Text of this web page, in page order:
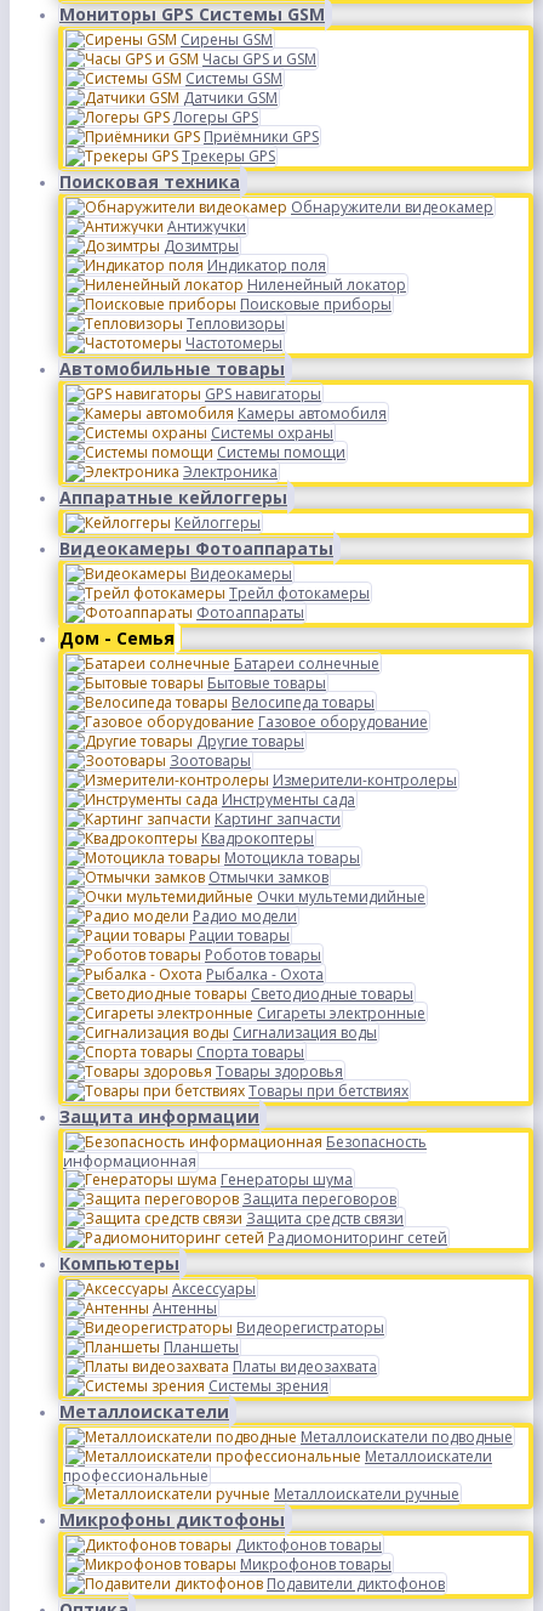
Мониторы GPS Системы GSM
Сирены GSM
Часы GPS и GSM
Системы GSM
Датчики GSM
Логеры GPS
Приёмники GPS
Трекеры GPS
Поисковая техника
Обнаружители видеокамер
Антижучки
Дозимтры
Индикатор поля
Ниленейный локатор
Поисковые приборы
Тепловизоры
Частотомеры
Автомобильные товары
GPS навигаторы
Камеры автомобиля
Системы охраны
Системы помощи
Электроника
Аппаратные кейлоггеры
Кейлоггеры
Видеокамеры Фотоаппараты
Видеокамеры
Трейл фотокамеры
Фотоаппараты
Дом - Семья
Батареи солнечные
Бытовые товары
Велосипеда товары
Газовое оборудование
Другие товары
Зоотовары
Измерители-контролеры
Инструменты сада
Картинг запчасти
Квадрокоптеры
Мотоцикла товары
Отмычки замков
Очки мультемидийные
Радио модели
Рации товары
Роботов товары
Рыбалка - Охота
Светодиодные товары
Сигареты электронные
Сигнализация воды
Спорта товары
Товары здоровья
Товары при бетствиях
Защита информации
Безопасность
информационная
Генераторы шума
Защита переговоров
Защита средств связи
Радиомониторинг сетей
Компьютеры
Аксессуары
Антенны
Видеорегистраторы
Планшеты
Платы видеозахвата
Системы зрения
Металлоискатели
Металлоискатели подводные
Металлоискатели
профессиональные
Металлоискатели ручные
Микрофоны диктофоны
Диктофонов товары
Микрофонов товары
Подавители диктофонов